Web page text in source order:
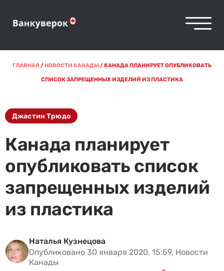
ГЛАВНАЯ /НОВОСТИ КАНАДЫ/КАНАДА ПЛАНИРУЕТ ОПУБЛИКОВАТЬ
СПИСОК ЗАПРЕЩЕННЫХ ИЗДЕЛИЙ ИЗ ПЛАСТИКА
Джастин Трюдо
Канада планирует
опубликовать список
запрещенных изделий
из пластика
Наталья Кузнецова
Опубликовано 30 января 2020, 15:59, Новости
Канады